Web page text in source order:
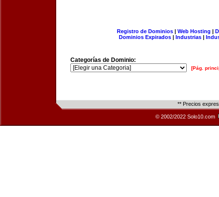
Registro de Dominios| Web Hosting |
Dominios Expirados | Industrias |
Categorías de Dominio:
[Pág.
** Precios
© 2002/2022 Solo10.com